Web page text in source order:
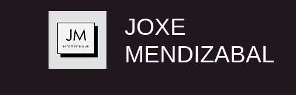
JOXE
MENDIZABAL